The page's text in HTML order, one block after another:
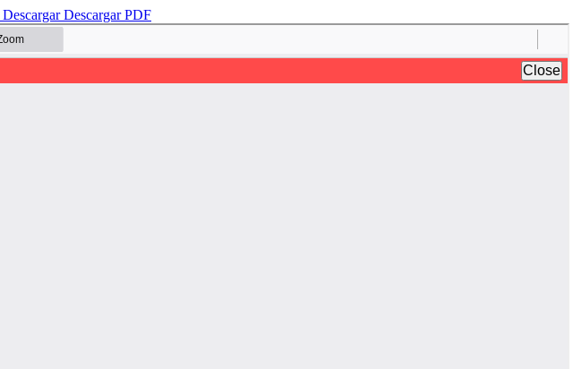
DescargarDescargar PDF